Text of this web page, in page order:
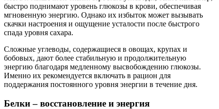
быстро поднимают уровень глюкозы в крови, обеспечивая
мгновенную энергию. Однако их избыток может вызывать
скачки настроения и ощущение усталости после быстрого
спада уровня сахара.
Сложные углеводы, содержащиеся в овощах, крупах и
бобовых, дают более стабильную и продолжительную
энергию благодаря медленному высвобождению глюкозы.
Именно их рекомендуется включать в рацион для
поддержания постоянного уровня энергии в течение дня.
Белки – восстановление и энергия